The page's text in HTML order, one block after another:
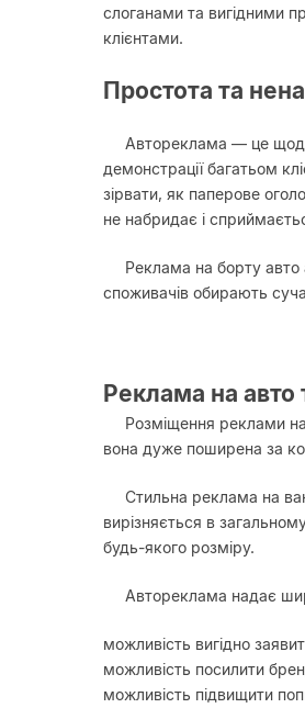
слоганами та вигідними
клієнтами.
Простота та
Автореклама — це
демонстрації багатьом
зірвати, як паперове
не набридає і
Реклама на борту авто
споживачів обирають
Реклама на авто
Розміщення реклами
вона дуже поширена за
Стильна реклама на
вирізняється в
будь-якого розміру.
Автореклама надає
можливість вигідно
можливість посилити
можливість підвищити